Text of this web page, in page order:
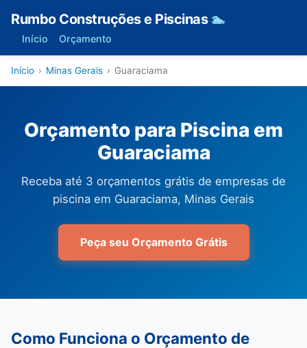
Rumbo Construções e Piscinas 🏊
Início Orçamento
Início › Minas Gerais › Guaraciama
Orçamento para Piscina em
Guaraciama
Receba até 3 orçamentos grátis de empresas de
piscina em Guaraciama, Minas Gerais
Peça seu Orçamento Grátis
Como Funciona o Orçamento de